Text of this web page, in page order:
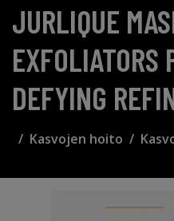
JURLIQUE
EXFOLIATORS
DEFYING
Kasvojen hoito